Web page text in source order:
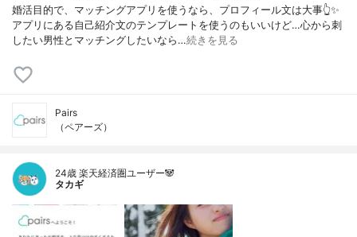
婚活目的で、マッチングアプリを使うなら、プロフィール文は大事👆✨
アプリにある自己紹介文のテンプレートを使うのもいいけど…心から刺
したい男性とマッチングしたいなら…続きを見る
Pairs
（ペアーズ）
24歳 楽天経済圏ユーザー🐼
タカギ